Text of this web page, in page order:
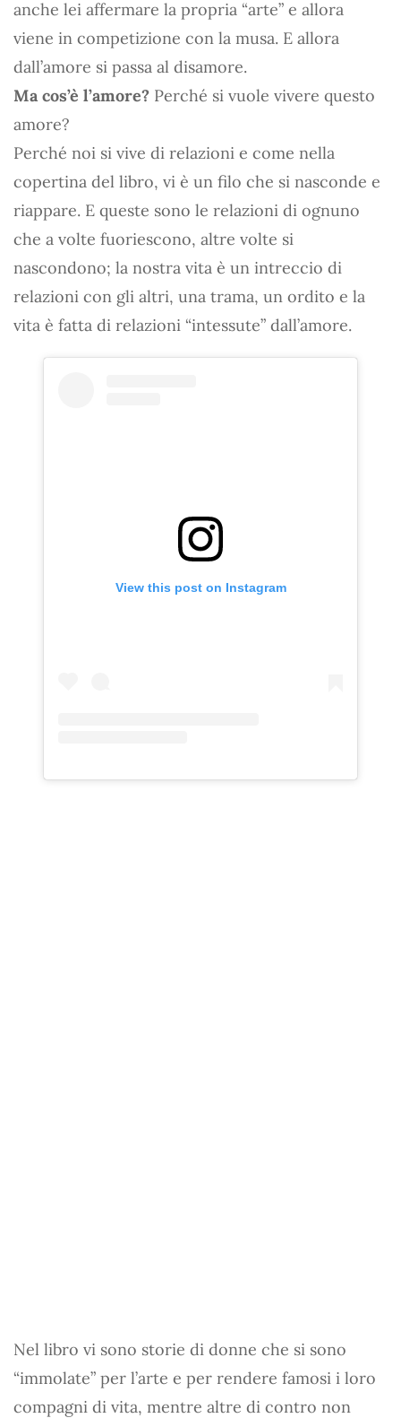
anche lei affermare la propria “arte” e allora
viene in competizione con la musa. E allora
dall’amore si passa al disamore.
Ma cos’è l’amore? Perché si vuole vivere questo
amore?
Perché noi si vive di relazioni e come nella
copertina del libro, vi è un filo che si nasconde e
riappare. E queste sono le relazioni di ognuno
che a volte fuoriescono, altre volte si
nascondono; la nostra vita è un intreccio di
relazioni con gli altri, una trama, un ordito e la
vita è fatta di relazioni “intessute” dall’amore.
View this post on Instagram
Nel libro vi sono storie di donne che si sono
“immolate” per l’arte e per rendere famosi i loro
compagni di vita, mentre altre di contro non